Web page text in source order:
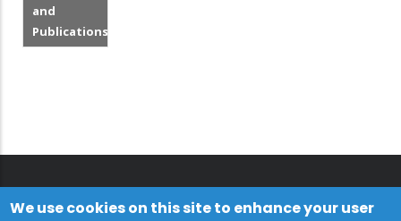
and
Publications
We use cookies on this site to enhance your user